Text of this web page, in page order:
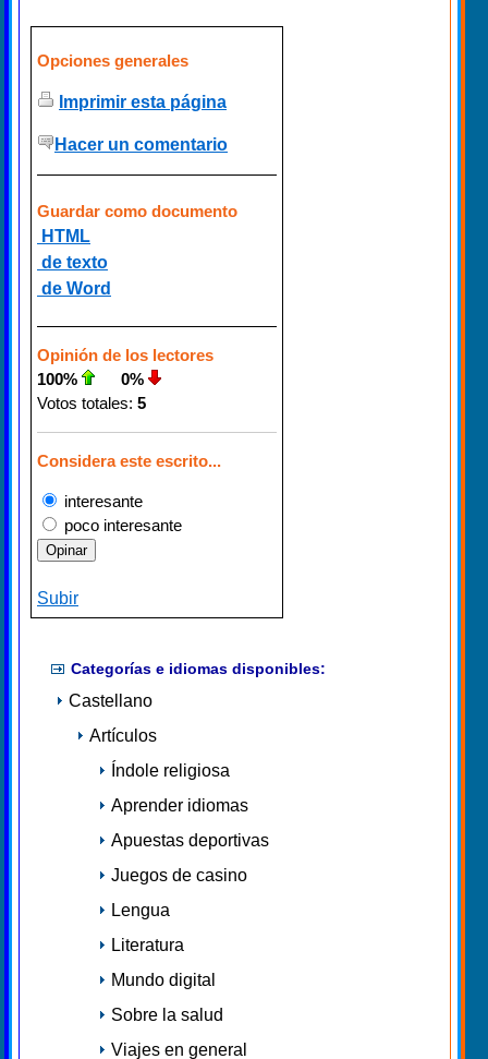
Opciones generales
Imprimir esta página
Hacer un comentario
Guardar como documento
HTML
de texto
de Word
Opinión de los lectores
100%
0%
Votos totales: 5
Considera este escrito...
interesante
poco interesante
Subir
Categorías e idiomas disponibles:
Castellano
Artículos
Índole religiosa
Aprender idiomas
Apuestas deportivas
Juegos de casino
Lengua
Literatura
Mundo digital
Sobre la salud
Viajes en general